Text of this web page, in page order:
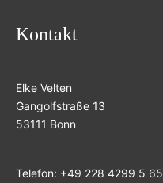
Kontakt
Elke Velten
Gangolfstraße 13
53111 Bonn
Telefon: +49 228 4299 5 65